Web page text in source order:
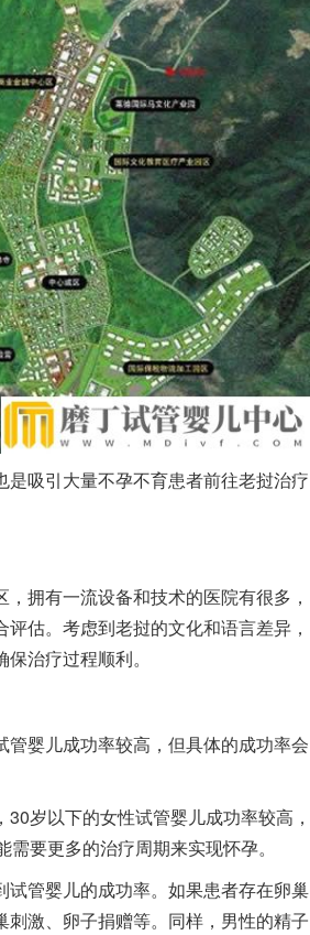
吸引大量不孕不育患者前往老挝治疗
拥有一流设备和技术的医院有很多，
估。考虑到老挝的文化和语言差异，
治疗过程顺利。
婴儿成功率较高，但具体的成功率会
岁以下的女性试管婴儿成功率较高，
要更多的治疗周期来实现怀孕。
管婴儿的成功率。如果患者存在卵巢
激、卵子捐赠等。同样，男性的精子